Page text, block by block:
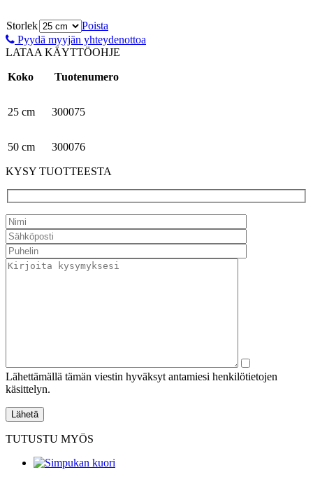
Storlek
Poista
Pyydä myyjän yhteydenottoa
LATAA KÄYTTÖOHJE
Koko Tuotenumero
25 cm 300075
50 cm 300076
KYSY TUOTTEESTA
Lähettämällä tämän viestin hyväksyt antamiesi henkilötietojen
käsittelyn.
TUTUSTU MYÖS